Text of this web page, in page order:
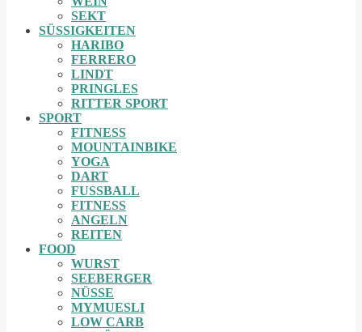
SEKT
SÜSSIGKEITEN
HARIBO
FERRERO
LINDT
PRINGLES
RITTER SPORT
SPORT
FITNESS
MOUNTAINBIKE
YOGA
DART
FUSSBALL
FITNESS
ANGELN
REITEN
FOOD
WURST
SEEBERGER
NÜSSE
MYMUESLI
LOW CARB